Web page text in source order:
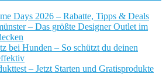
Days 2026 – Rabatte, Tipps & Deals
– Das größte Designer Outlet im
bei Hunden – So schützt du deinen
– Jetzt Starten und Gratisprodukte